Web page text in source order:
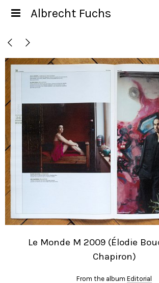
Albrecht Fuchs
Le Monde M 2009 (Élodie
Chapiron)
From the album Editorial